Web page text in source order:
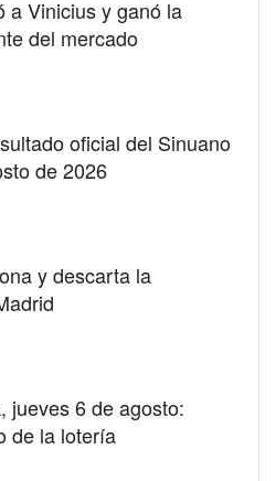
a Vinicius y ganó la
del mercado
oficial del Sinuano
de 2026
y descarta la
jueves 6 de agosto:
de la lotería